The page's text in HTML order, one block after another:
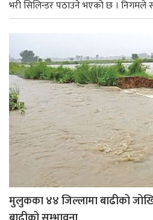
भरी सिलिन्डर पठाउने भएको छ ।
मुलुकका ४४ जिल्लामा बाढीको